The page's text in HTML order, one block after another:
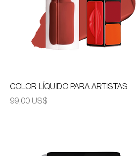
COLOR LÍQUIDO PARA ARTISTAS
Precio
99,00 US$